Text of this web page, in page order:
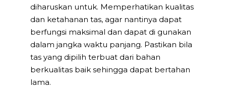
diharuskan untuk. Memperhatikan kualitas
dan ketahanan tas, agar nantinya dapat
berfungsi maksimal dan dapat di gunakan
dalam jangka waktu panjang. Pastikan bila
tas yang dipilih terbuat dari bahan
berkualitas baik sehingga dapat bertahan
lama.